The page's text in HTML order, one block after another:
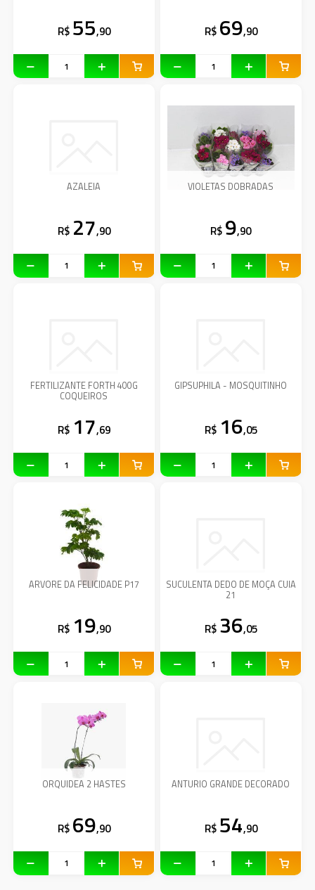
R$ 55,90 R$ 69,90
AZALEIA
R$ 27,90
VIOLETAS DOBRADAS
R$ 9,90
FERTILIZANTE FORTH 400G
COQUEIROS
R$ 17,69
GIPSUPHILA - MOSQUITINHO
R$ 16,05
ARVORE DA FELICIDADE P17
R$ 19,90
SUCULENTA DEDO DE MOÇA CUIA
21
R$ 36,05
ORQUIDEA 2 HASTES
R$ 69,90
ANTURIO GRANDE DECORADO
R$ 54,90